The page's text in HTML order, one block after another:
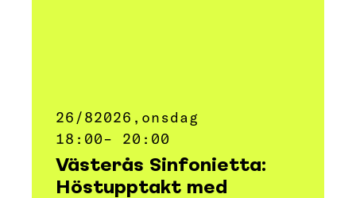
26/82026, onsdag
18:00– 20:00
Västerås Sinfonietta:
Höstupptakt med